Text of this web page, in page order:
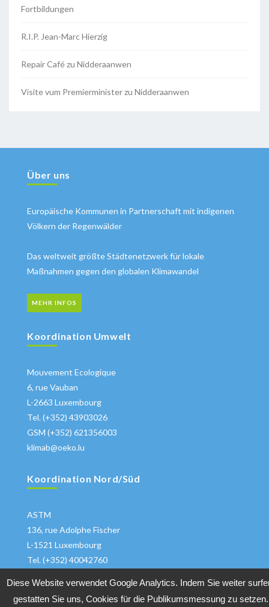
Fortbildungen
R.I.P. Jean-Marc Hierzig
Repair Café zu Nidderaanwen
Visite vum Premierminister zu Nidderaanwen
Über uns
Europäische Kommunen in Partnerschaft mit indigenen
Völkern der Regenwälder
Das weltweit größte Städtenetzwerk für lokale
Maßnahmen gegen den globalen Klimawandel
MEHR INFOS
Koordination Umwelt
Mouvement Ecologique
6, rue Vauban
L-2663 Luxembourg
Tel. (+352) 43903026
GSM (+352) 621356003
klimab@oeko.lu
Koordination Nord/Süd
ASTM
136, rue Adolphe Fischer
L-1521 Luxembourg
Tel. (+352) 40042760
Diese Website verwendet Google Analytics. Indem Sie weiter
gestatten Sie uns, Cookies für die Publikumsmessung zu setzen.